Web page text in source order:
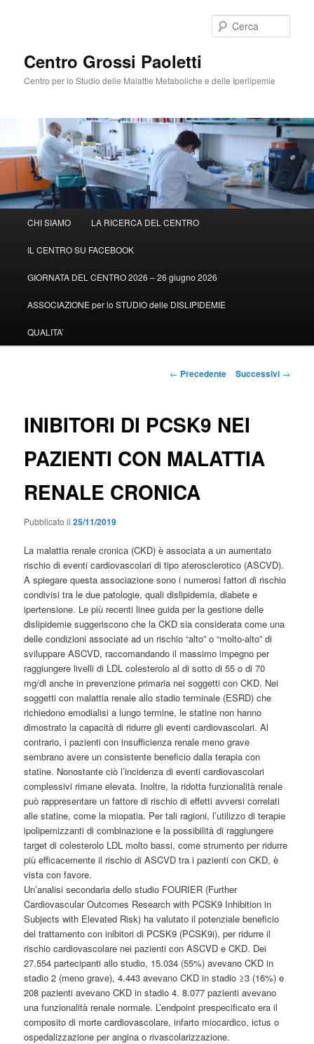
Centro Grossi Paoletti
Centro per lo Studio delle Malattie Metaboliche e delle Iperlipemie
principale
Vai
al
contenuto
CHI SIAMO LA RICERCA DEL CENTRO
IL CENTRO SU FACEBOOK
GIORNATA DEL CENTRO 2026 – 26 giugno 2026
ASSOCIAZIONE per lo STUDIO delle DISLIPIDEMIE
QUALITA’
Navigazione
← Precedente Successivi →
INIBITORI DI PCSK9 NEI
PAZIENTI CON MALATTIA
RENALE CRONICA
Pubblicato il25/11/2019
La malattia renale cronica (CKD) è associata a un aumentato
rischio di eventi cardiovascolari di tipo aterosclerotico (ASCVD).
A spiegare questa associazione sono i numerosi fattori di rischio
condivisi tra le due patologie, quali dislipidemia, diabete e
ipertensione. Le più recenti linee guida per la gestione delle
dislipidemie suggeriscono che la CKD sia considerata come una
delle condizioni associate ad un rischio “alto” o “molto-alto” di
sviluppare ASCVD, raccomandando il massimo impegno per
raggiungere livelli di LDL colesterolo al di sotto di 55 o di 70
mg/dl anche in prevenzione primaria nei soggetti con CKD. Nei
soggetti con malattia renale allo stadio terminale (ESRD) che
richiedono emodialisi a lungo termine, le statine non hanno
dimostrato la capacità di ridurre gli eventi cardiovascolari. Al
contrario, i pazienti con insufficienza renale meno grave
sembrano avere un consistente beneficio dalla terapia con
statine. Nonostante ciò l’incidenza di eventi cardiovascolari
complessivi rimane elevata. Inoltre, la ridotta funzionalità renale
può rappresentare un fattore di rischio di effetti avversi correlati
alle statine, come la miopatia. Per tali ragioni, l’utilizzo di terapie
ipolipemizzanti di combinazione e la possibilità di raggiungere
target di colesterolo LDL molto bassi, come strumento per ridurre
più efficacemente il rischio di ASCVD tra i pazienti con CKD, è
vista con favore.
Un’analisi secondaria dello studio FOURIER (Further
Cardiovascular Outcomes Research with PCSK9 Inhibition in
Subjects with Elevated Risk) ha valutato il potenziale beneficio
del trattamento con inibitori di PCSK9 (PCSK9i), per ridurre il
rischio cardiovascolare nei pazienti con ASCVD e CKD. Dei
27.554 partecipanti allo studio, 15.034 (55%) avevano CKD in
stadio 2 (meno grave), 4.443 avevano CKD in stadio ≥3 (16%) e
208 pazienti avevano CKD in stadio 4. 8.077 pazienti avevano
una funzionalità renale normale. L’endpoint prespecificato era il
composito di morte cardiovascolare, infarto miocardico, ictus o
ospedalizzazione per angina o rivascolarizzazione.